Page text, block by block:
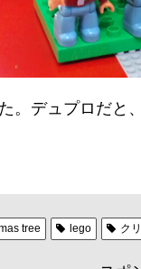
。デュプロだと
tree lego ク